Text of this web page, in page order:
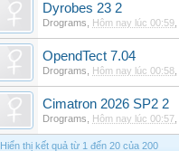
Dyrobes 23 2
Drograms Hôm nay lúc 00:59
OpendTect 7.04
Drograms Hôm nay lúc 00:58
Cimatron 2026 SP2 2
Drograms Hôm nay lúc 00:57
Hiển thị kết quả từ 1 đến 20 của 200